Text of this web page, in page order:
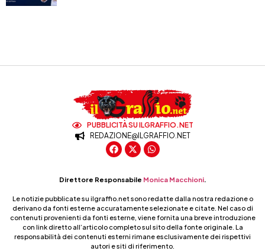
PUBBLICITÀ SU ILGRAFFIO.NET
REDAZIONE@ILGRAFFIO.NET
Direttore Responsabile Monica Macchioni.
Le notizie pubblicate su ilgraffio.net sono redatte dalla nostra redazione o
derivano da fonti esterne accuratamente selezionate e citate. Nel caso di
contenuti provenienti da fonti esterne, viene fornita una breve introduzione
con link diretto all’articolo completo sul sito della fonte originale. La
responsabilità dei contenuti esterni rimane esclusivamente dei rispettivi
autori e siti di riferimento.